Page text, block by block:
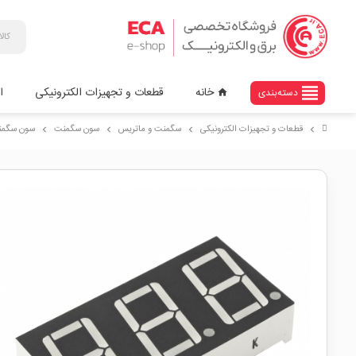
view_headline دسته‌بندی home خانه قطعات و تجهیزات الکترونیکی
chevron_right قطعات و تجهیزات الکترونیکی chevron_right سگمنت و ماتریس chevron_right سون سگمنت chevron_right سون سگمنت مالتی